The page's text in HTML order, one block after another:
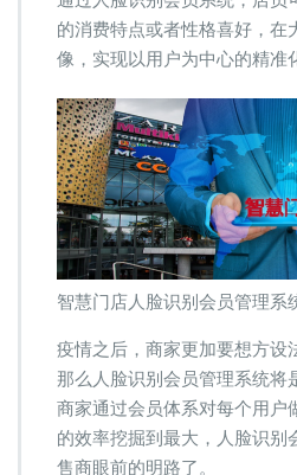
的消费特点或者性格喜好，在
像，实现以用户为中心的精准
智慧门店人脸识别会员管理系
疫情之后，商家更加要想方设
那么人脸识别会员管理系统将
商家通过会员体系对每个用户
的效率挖掘到最大，人脸识别
售商眼前的明路了。